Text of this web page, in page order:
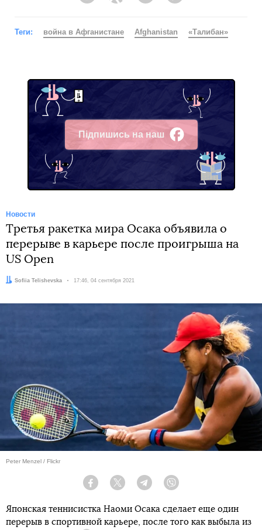
Теги: война в Афганистане Afghanistan «Талибан»
Підпишись на наш
Facebook
Новости
Третья ракетка мира Осака объявила о
перерыве в карьере после проигрыша на
US Open
Автор:
Sofiia Telishevska Дата:
17:46, 04 сентября 2021
Peter Menzel / Flickr
Facebook Twitter Telegram
Японская теннисистка Наоми Осака сделает еще один
перерыв в спортивной карьере, после того как выбыла из